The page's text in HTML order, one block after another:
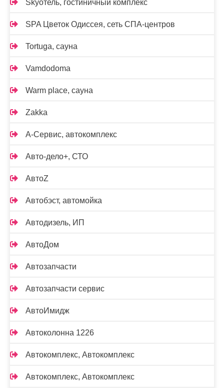
Skyотель, гостиничный комплекс
SPA Цветок Одиссея, сеть СПА-центров
Tortuga, сауна
Vamdodoma
Warm place, сауна
Zakka
А-Сервис, автокомплекс
Авто-дело+, СТО
АвтоZ
Автобэст, автомойка
Автодизель, ИП
АвтоДом
Автозапчасти
Автозапчасти сервис
АвтоИмидж
Автоколонна 1226
Автокомплекс, Автокомплекс
Автокомплекс, Автокомплекс